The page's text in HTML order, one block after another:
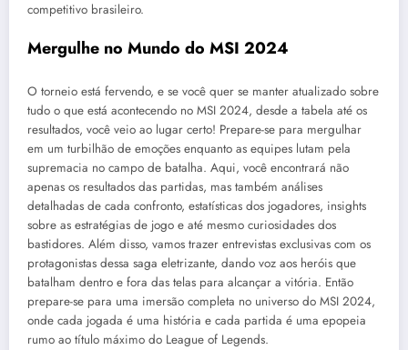
competitivo brasileiro.
Mergulhe no Mundo do MSI 2024
O torneio está fervendo, e se você quer se manter atualizado sobre
tudo o que está acontecendo no MSI 2024, desde a tabela até os
resultados, você veio ao lugar certo! Prepare-se para mergulhar
em um turbilhão de emoções enquanto as equipes lutam pela
supremacia no campo de batalha. Aqui, você encontrará não
apenas os resultados das partidas, mas também análises
detalhadas de cada confronto, estatísticas dos jogadores, insights
sobre as estratégias de jogo e até mesmo curiosidades dos
bastidores. Além disso, vamos trazer entrevistas exclusivas com os
protagonistas dessa saga eletrizante, dando voz aos heróis que
batalham dentro e fora das telas para alcançar a vitória. Então
prepare-se para uma imersão completa no universo do MSI 2024,
onde cada jogada é uma história e cada partida é uma epopeia
rumo ao título máximo do League of Legends.